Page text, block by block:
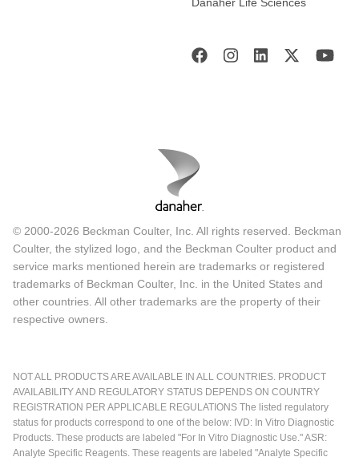
© 2000-2026 Beckman Coulter, Inc. All rights reserved. Beckman
Coulter, the stylized logo, and the Beckman Coulter product and
service marks mentioned herein are trademarks or registered
trademarks of Beckman Coulter, Inc. in the United States and
other countries. All other trademarks are the property of their
respective owners.
NOT ALL PRODUCTS ARE AVAILABLE IN ALL COUNTRIES. PRODUCT
AVAILABILITY AND REGULATORY STATUS DEPENDS ON COUNTRY
REGISTRATION PER APPLICABLE REGULATIONS The listed regulatory
status for products correspond to one of the below: IVD: In Vitro Diagnostic
Products. These products are labeled "For In Vitro Diagnostic Use." ASR:
Analyte Specific Reagents. These reagents are labeled "Analyte Specific